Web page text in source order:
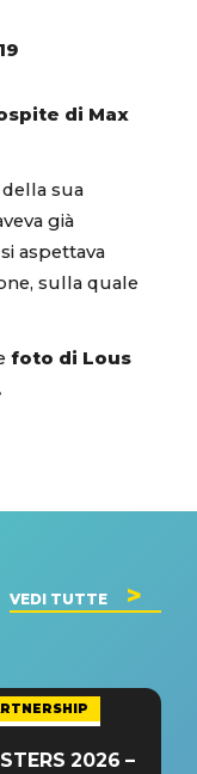
di Max
sua
già
aspettava
sulla quale
foto di Lous
VEDI TUTTE
2026 –